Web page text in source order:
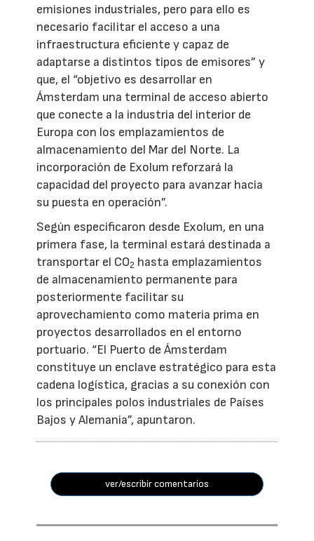
emisiones industriales, pero para ello es
necesario facilitar el acceso a una
infraestructura eficiente y capaz de
adaptarse a distintos tipos de emisores” y
que, el “objetivo es desarrollar en
Ámsterdam una terminal de acceso abierto
que conecte a la industria del interior de
Europa con los emplazamientos de
almacenamiento del Mar del Norte. La
incorporación de Exolum reforzará la
capacidad del proyecto para avanzar hacia
su puesta en operación”.
Según especificaron desde Exolum, en una
primera fase, la terminal estará destinada a
transportar el CO2 hasta emplazamientos
de almacenamiento permanente para
posteriormente facilitar su
aprovechamiento como materia prima en
proyectos desarrollados en el entorno
portuario. “El Puerto de Ámsterdam
constituye un enclave estratégico para esta
cadena logística, gracias a su conexión con
los principales polos industriales de Países
Bajos y Alemania”, apuntaron.
ver/escribir comentarios